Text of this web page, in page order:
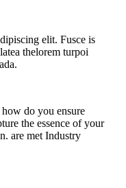
elit. Fusce is
thelorem turpoi
do you ensure
the essence of your
are met Industry